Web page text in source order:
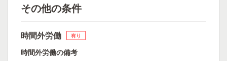
その他の条件
時間外労働 有り
時間外労働の備考